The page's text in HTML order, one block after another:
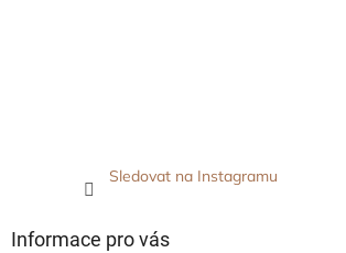
Sledovat na Instagramu
Informace pro vás